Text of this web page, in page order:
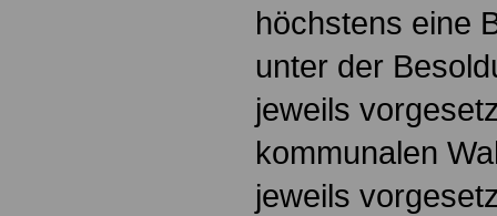
höchstens eine
unter der
jeweils
kommunalen
jeweils